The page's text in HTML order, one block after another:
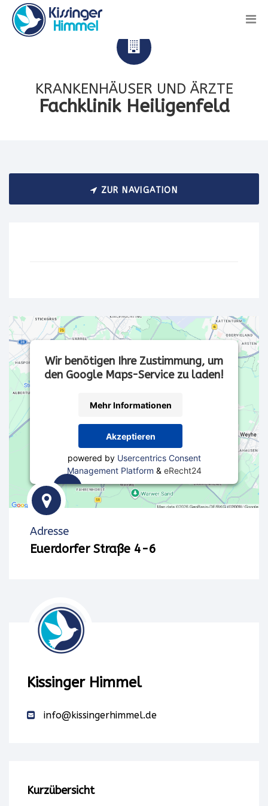
KRANKENHÄUSER UND ÄRZTE
Fachklinik Heiligenfeld
ZUR NAVIGATION
Wir benötigen Ihre Zustimmung, um
den Google Maps-Service zu laden!
Wir
verwenden
einen
Drittanbieters,
um
einzubetten.
Dieser
Daten
Mehr Informationen
Akzeptieren
powered by Usercentrics Consent
Management Platform & eRecht24
Adresse
Euerdorfer Straße 4-6
Kissinger Himmel
info@kissingerhimmel.de
Kurzübersicht